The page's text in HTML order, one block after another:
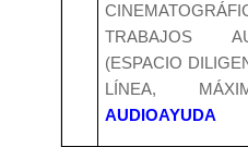
TRABAJOS
(ESPACIO
LÍNEA,
AUDIOAYUDA